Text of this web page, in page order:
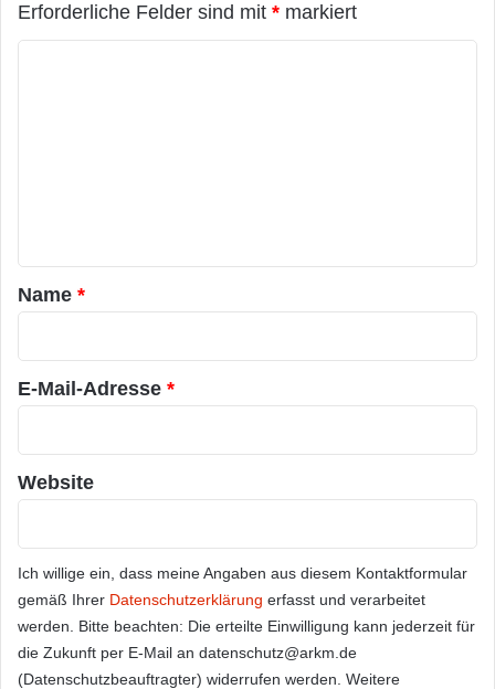
Erforderliche Felder sind mit * markiert
a
r
*
Name *
E-Mail-Adresse *
Website
Ich willige ein, dass meine Angaben aus diesem Kontaktformular
gemäß Ihrer Datenschutzerklärung erfasst und verarbeitet
werden. Bitte beachten: Die erteilte Einwilligung kann jederzeit für
die Zukunft per E-Mail an datenschutz@arkm.de
(Datenschutzbeauftragter) widerrufen werden. Weitere